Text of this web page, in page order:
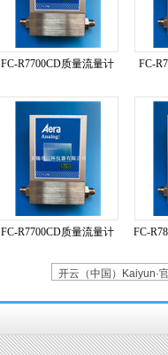
FC-R7700CD质量流量计 FC-
FC-R7700CD质量流量计 FC-
开云（中国）Kaiyun·